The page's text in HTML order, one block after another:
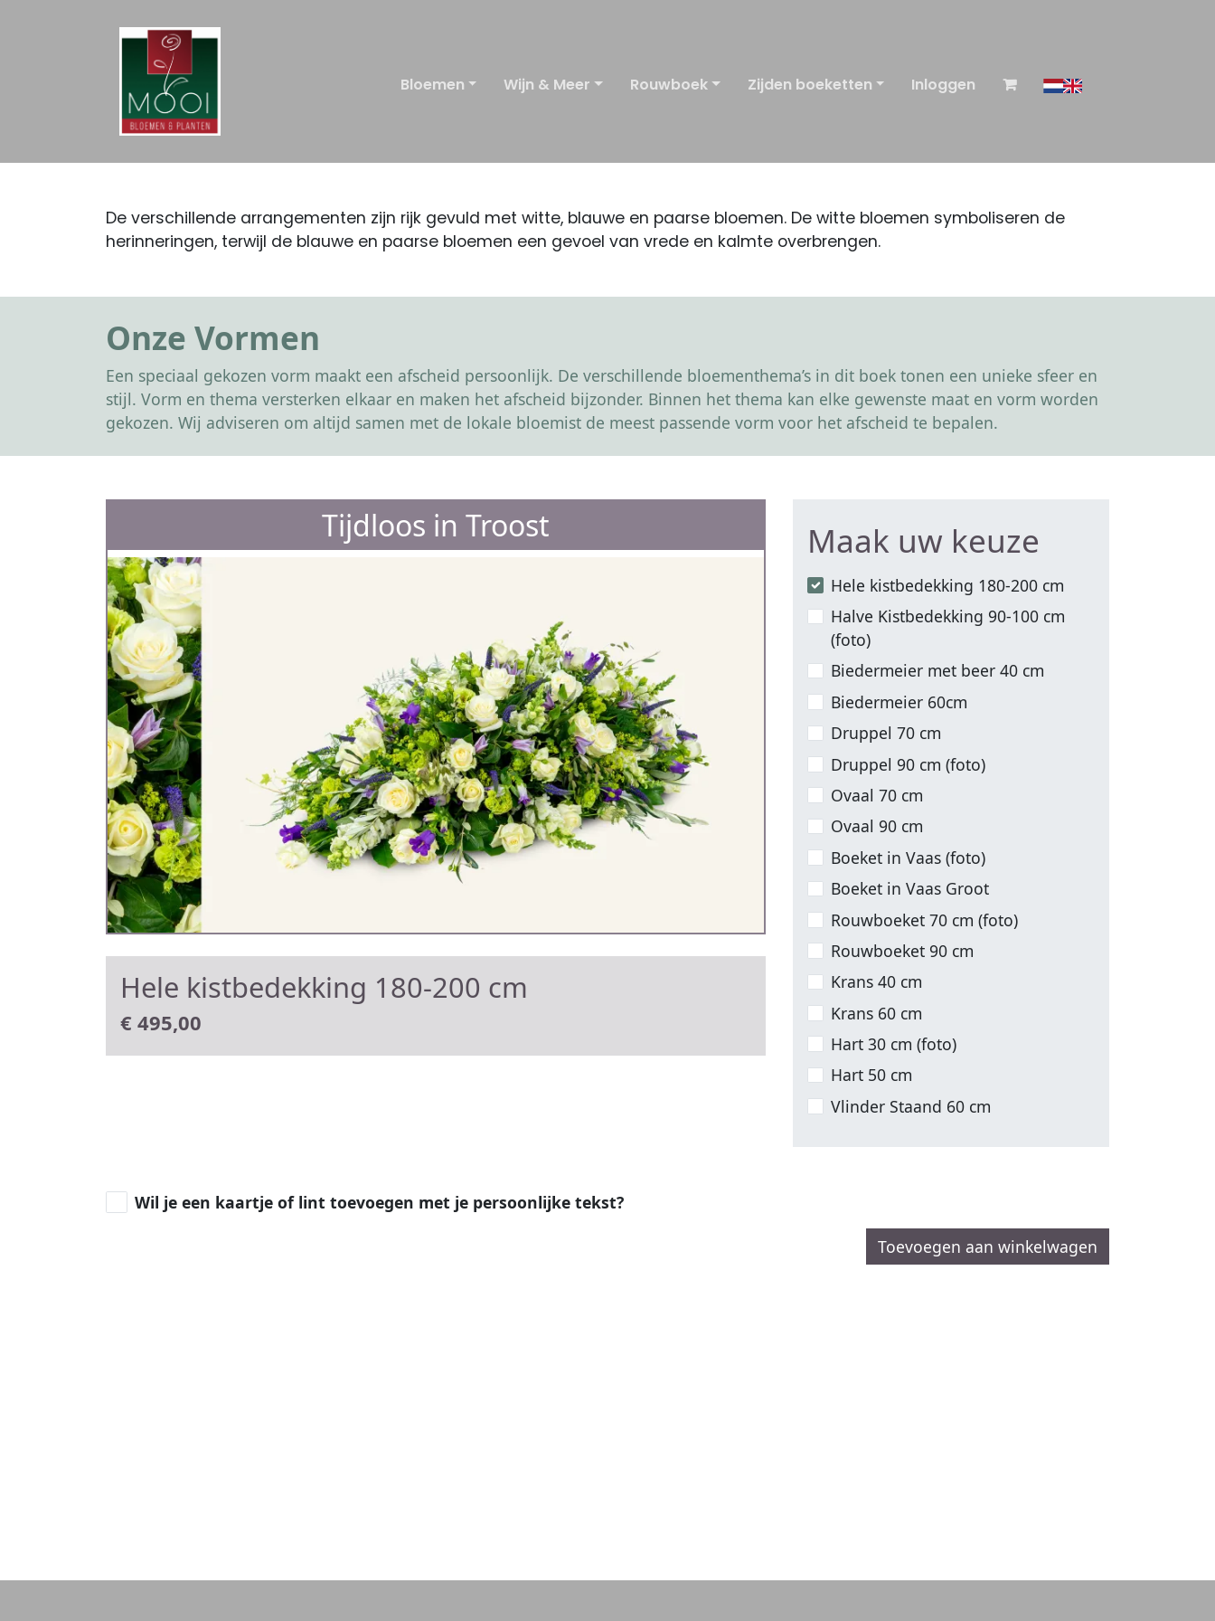
Bloemen Wijn & Meer Rouwboek Zijden boeketten Inloggen
De verschillende arrangementen zijn rijk gevuld met witte, blauwe en paarse bloemen. De witte bloemen symboliseren de
herinneringen, terwijl de blauwe en paarse bloemen een gevoel van vrede en kalmte overbrengen.
Onze Vormen
Een speciaal gekozen vorm maakt een afscheid persoonlijk. De verschillende bloementhema’s in dit boek tonen een unieke sfeer en
stijl. Vorm en thema versterken elkaar en maken het afscheid bijzonder. Binnen het thema kan elke gewenste maat en vorm worden
gekozen. Wij adviseren om altijd samen met de lokale bloemist de meest passende vorm voor het afscheid te bepalen.
Tijdloos in Troost
Hele kistbedekking 180-200 cm
€ 495,00
Maak uw keuze
Hele kistbedekking 180-200 cm
Halve Kistbedekking 90-100 cm
(foto)
Biedermeier met beer 40 cm
Biedermeier 60cm
Druppel 70 cm
Druppel 90 cm (foto)
Ovaal 70 cm
Ovaal 90 cm
Boeket in Vaas (foto)
Boeket in Vaas Groot
Rouwboeket 70 cm (foto)
Rouwboeket 90 cm
Krans 40 cm
Krans 60 cm
Hart 30 cm (foto)
Hart 50 cm
Vlinder Staand 60 cm
Wil je een kaartje of lint toevoegen met je persoonlijke tekst?
Toevoegen aan winkelwagen